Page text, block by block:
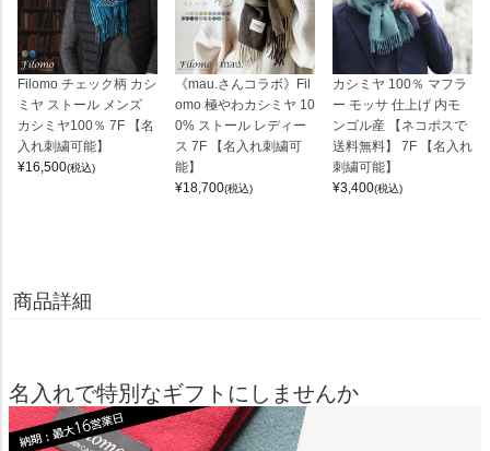
Filomo チェック柄 カシ
ミヤ ストール メンズ
カシミヤ100％ 7F 【名
入れ刺繍可能】
¥16,500(税込)
《mau.さんコラボ》Fil
omo 極やわカシミヤ 10
0% ストール レディー
ス 7F 【名入れ刺繍可
能】
¥18,700(税込)
カシミヤ 100％ マフラ
ー モッサ 仕上げ 内モ
ンゴル産 【ネコポスで
送料無料】 7F 【名入れ
刺繍可能】
¥3,400(税込)
商品詳細
名入れで特別なギフトにしませんか